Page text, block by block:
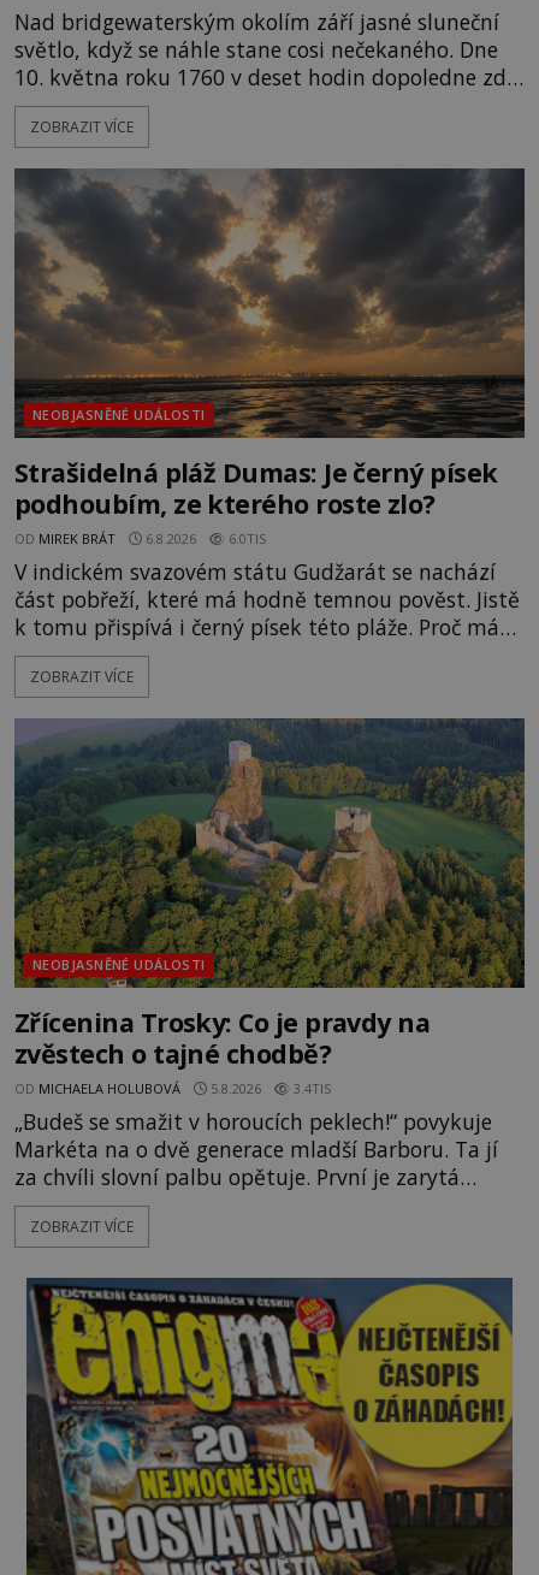
Nad bridgewaterským okolím září jasné sluneční
světlo, když se náhle stane cosi nečekaného. Dne
10. května roku 1760 v deset hodin dopoledne zde
dojde k vůbec prvnímu historicky doloženému
přeletu UFO. Podle záznamů vyzařuje takové
jen o nějaký optický klam, nebo se zde skutečně
právě vznáší mimozemská loď
ZOBRAZIT VÍCE
NEOBJASNĚNÉ UDÁLOSTI
Strašidelná pláž Dumas: Je černý písek
podhoubím, ze kterého roste zlo?
OD MIREK BRÁT 6.8.2026 6.0TIS
V indickém svazovém státu Gudžarát se nachází
část pobřeží, které má hodně temnou pověst. Jistě
k tomu přispívá i černý písek této pláže. Proč má
pláž takové netypické zbarvení? Nakolik jsou
pravdivé historky, že zde došlo k nevysvětlitelným
následovat. Vstupujeme na pláž Dumas ve městě
Surat. Gu
ZOBRAZIT VÍCE
NEOBJASNĚNÉ UDÁLOSTI
Zřícenina Trosky: Co je pravdy na
zvěstech o tajné chodbě?
OD MICHAELA HOLUBOVÁ 5.8.2026 3.4TIS
„Budeš se smažit v horoucích peklech!“ povykuje
Markéta na o dvě generace mladší Barboru. Ta jí
za chvíli slovní palbu opětuje. První je zarytá
katolička, druhá přesvědčená kališnice. A každá z
nich se usídlí na jedné z věží slavného hradu
mezi vůdce protihusitského boje. Za manželku má
skutečně jistou
ZOBRAZIT VÍCE